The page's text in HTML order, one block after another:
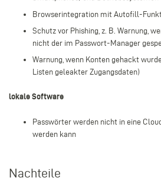
Browserintegration mit Autofill-
Schutz vor Phishing, z. B. Warnung,
nicht der im Passwort-Manager
Warnung, wenn Konten gehackt
Listen geleakter Zugangsdaten)
lokale Software
Passwörter werden nicht in eine
werden kann
Nachteile